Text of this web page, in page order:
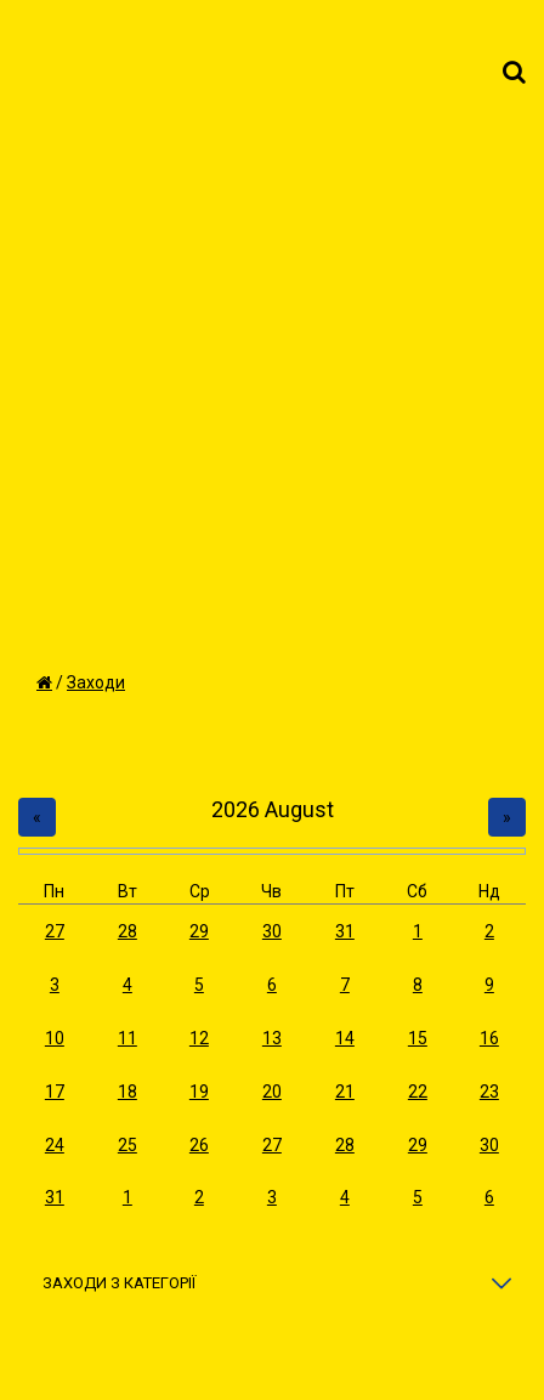
/Заходи
« 2026 August »
Пн Вт Ср Чв Пт Сб Нд
27 28 29 30 31 1 2
3 4 5 6 7 8 9
10 11 12 13 14 15 16
17 18 19 20 21 22 23
24 25 26 27 28 29 30
31 1 2 3 4 5 6
ЗАХОДИ З КАТЕГОРІЇ